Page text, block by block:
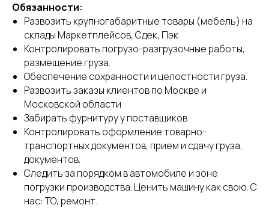
Обязанности:
Развозить крупногабаритные товары (мебель) на
склады Маркетплейсов, Сдек, Пэк
Контролировать погрузо-разгрузочные работы,
размещение груза.
Обеспечение сохранности и целостности груза.
Развозить заказы клиентов по Москве и
Московской области
Забирать фурнитуру у поставщиков
Контролировать оформление товарно-
транспортных документов, прием и сдачу груза,
документов.
Следить за порядком в автомобиле и зоне
погрузки производства. Ценить машину как свою. С
нас: ТО, ремонт.